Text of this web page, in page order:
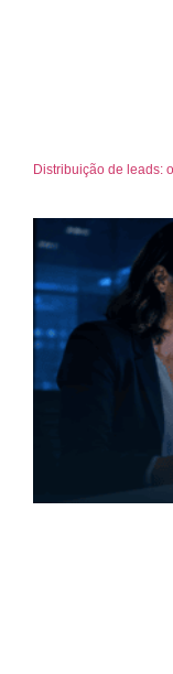
Distribuição de leads: